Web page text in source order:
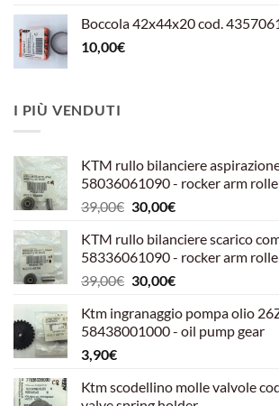
Boccola 42x44x20 cod.
10,00€
I PIÙ VENDUTI
KTM rullo bilanciere
58036061090 - rocker arm
39,00€ Il
originale
era:
39,00€.
30,00€Il
attuale
è:
30,00€.
KTM rullo bilanciere scarico
58336061090 - rocker arm
39,00€ Il
originale
era:
30,00€Il
attuale
è:
Ktm ingranaggio pompa olio
58438001000 - oil pump gear
3,90€
Ktm scodellino molle valvole